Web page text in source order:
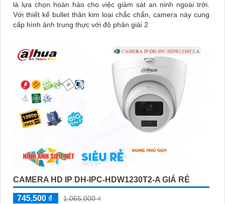
là lựa chọn hoàn hảo cho việc giám sát an ninh ngoài trời.
Với thiết kế bullet thân kim loại chắc chắn, camera này cung
cấp hình ảnh trung thực với độ phân giải 2
CAMERA HD IP DH-IPC-HDW1230T2-A GIÁ RẺ
745,500 ₫
1,065,000 ₫